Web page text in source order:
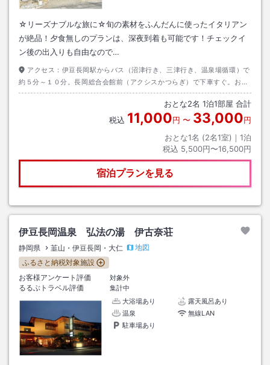
☆リーズナブルな旅に☆旬の素材をふんだんに使ったイタリアン
が絶品！夕食無しのプランは、深夜到着も可能です！チェックイ
ン後の出入りも自由なので…
アクセス： 伊豆長岡駅からバス（沼津行き、三津行き、温泉場循環）で
約５分～１０分。長岡総合会館前（アクシスかつらぎ）で下車すぐ。お車
のナビには住所は古奈351－1の方がわかりやすいです。
おとな2名 1泊1部屋 合計
税込 11,000円 〜 33,000円
おとな1名 (2名1室)｜ 1泊
税込 5,500円〜16,500円
宿泊プランを見る
伊豆長岡温泉 弘法の湯 伊古奈荘
静岡県 韮山・伊豆長岡・大仁
地図
ふるさと納税対象施設
お客様アンケート評価
対象外
るるぶトラベル評価
集計中
大浴場あり
露天風呂あり
温泉
無線LAN
駐車場あり